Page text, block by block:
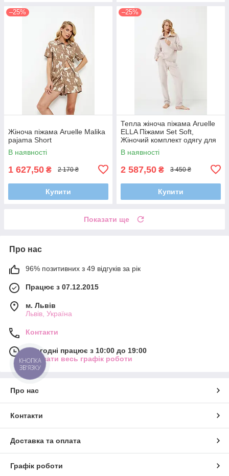
–25%
Жіноча піжама Aruelle Malika
pajama Short
В наявності
1 627,50 ₴ 2 170 ₴
Купити
–25%
Тепла жіноча піжама Aruelle
ELLA Піжами Set Soft,
Жіночий комплект одягу для
дому та відпочинку
В наявності
2 587,50 ₴ 3 450 ₴
Купити
Показати ще
Про нас
96% позитивних з 49 відгуків за рік
Працює з 07.12.2015
м. Львів
Львів, Україна
Контакти
Сьогодні працює з 10:00 до 19:00
Показати весь графік роботи
Про нас
Контакти
Доставка та оплата
Графік роботи
КНОПКА
ЗВ'ЯЗКУ